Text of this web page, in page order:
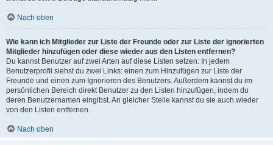
Nach oben
Wie kann ich Mitglieder zur Liste der Freunde oder zur Liste der ignorierten
Mitglieder hinzufügen oder diese wieder aus den Listen entfernen?
Du kannst Benutzer auf zwei Arten auf diese Listen setzen: In jedem
Benutzerprofil siehst du zwei Links: einen zum Hinzufügen zur Liste der
Freunde und einen zum Ignorieren des Benutzers. Außerdem kannst du im
persönlichen Bereich direkt Benutzer zu den Listen hinzufügen, indem du
deren Benutzernamen eingibst. An gleicher Stelle kannst du sie auch wieder
von den Listen entfernen.
Nach oben